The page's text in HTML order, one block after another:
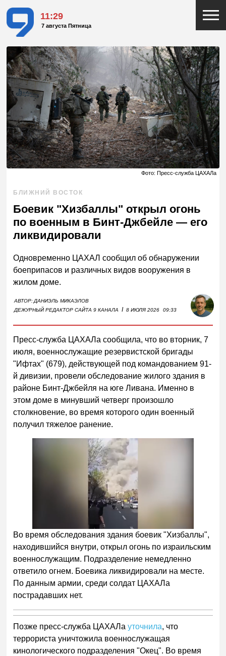
11:29
7 августа Пятница
Фото: Пресс-служба ЦАХАЛа
БЛИЖНИЙ ВОСТОК
Боевик "Хизбаллы" открыл огонь
по военным в Бинт-Джбейле — его
ликвидировали
Одновременно ЦАХАЛ сообщил об обнаружении
боеприпасов и различных видов вооружения в
жилом доме.
АВТОР:ДАНИЭЛЬ МИКАЭЛОВ
ДЕЖУРНЫЙ РЕДАКТОР САЙТА 9 КАНАЛА
I 8 ИЮЛЯ 2026 09:33
Пресс-служба ЦАХАЛа сообщила, что во вторник, 7
июля, военнослужащие резервистской бригады
"Ифтах" (679), действующей под командованием 91-
й дивизии, провели обследование жилого здания в
районе Бинт-Джбейля на юге Ливана. Именно в
этом доме в минувший четверг произошло
столкновение, во время которого один военный
получил тяжелое ранение.
Во время обследования здания боевик "Хизбаллы",
находившийся внутри, открыл огонь по израильским
военнослужащим. Подразделение немедленно
ответило огнем. Боевика ликвидировали на месте.
По данным армии, среди солдат ЦАХАЛа
пострадавших нет.
Позже пресс-служба ЦАХАЛауточнила, что
террориста уничтожила военнослужащая
кинологического подразделения "Окец". Во время